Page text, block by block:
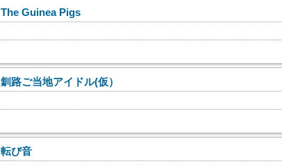
The Guinea Pigs
釧路ご当地アイドル(仮）
転び音